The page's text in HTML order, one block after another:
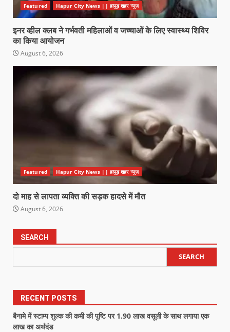
Featured Hapur City News || हापुड़ शहर न्यूज़
इनर व्हील क्लब ने गर्भवती महिलाओं व जच्चाओं के लिए स्वास्थ्य शिविर
का किया आयोजन
August 6, 2026
Featured Hapur City News || हापुड़ शहर न्यूज़
दो माह से लापता व्यक्ति की सड़क हादसे में मौत
August 6, 2026
SEARCH
SEARCH
RECENT POSTS
बैनामे में स्टाम्प शुल्क की कमी की पुष्टि पर 1.90 लाख वसूली के साथ लगाया एक
लाख का अर्थदंड